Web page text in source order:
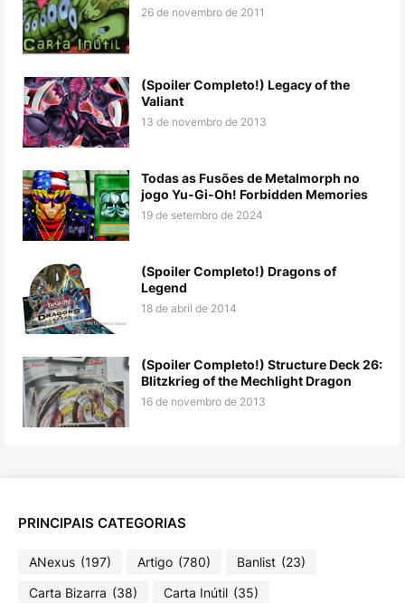
26 de novembro de 2011
(Spoiler Completo!) Legacy of the
Valiant
13 de novembro de 2013
Todas as Fusões de Metalmorph no
jogo Yu-Gi-Oh! Forbidden Memories
19 de setembro de 2024
(Spoiler Completo!) Dragons of
Legend
18 de abril de 2014
(Spoiler Completo!) Structure Deck 26:
Blitzkrieg of the Mechlight Dragon
16 de novembro de 2013
PRINCIPAIS CATEGORIAS
ANexus (197) Artigo (780) Banlist (23)
Carta Bizarra (38) Carta Inútil (35)